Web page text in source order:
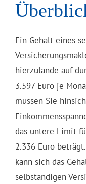
Ein Gehalt eines
hierzulande auf
3.597 Euro je
müssen Sie
das untere Limit
2.336 Euro
kann sich das
selbständigen